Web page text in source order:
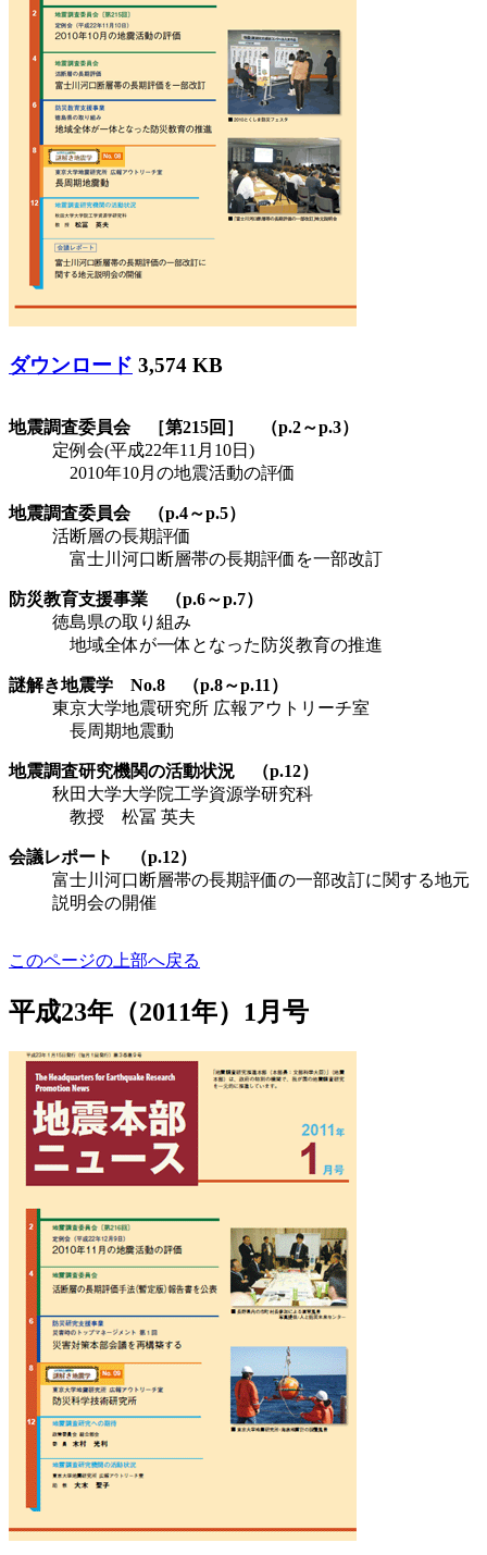
ダウンロード 3,574 KB
地震調査委員会 ［第215回］ （p.2～p.3）
定例会(平成22年11月10日)
2010年10月の地震活動の評価
地震調査委員会 （p.4～p.5）
活断層の長期評価
富士川河口断層帯の長期評価を一部改訂
防災教育支援事業 （p.6～p.7）
徳島県の取り組み
地域全体が一体となった防災教育の推進
謎解き地震学 No.8 （p.8～p.11）
東京大学地震研究所 広報アウトリーチ室
長周期地震動
地震調査研究機関の活動状況 （p.12）
秋田大学大学院工学資源学研究科
教授 松冨 英夫
会議レポート （p.12）
富士川河口断層帯の長期評価の一部改訂に関する地元
説明会の開催
このページの上部へ戻る
平成23年（2011年）1月号